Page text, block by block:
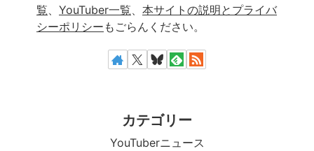
覧、 YouTuber一覧、 本サイトの説明とプライバ
シーポリシー もごらんください。
カテゴリー
YouTuberニュース